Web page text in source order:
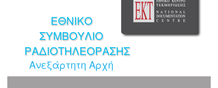
ΕΘΝΙΚΟ
ΣΥΜΒΟΥΛΙΟ
ΡΑΔΙΟΤΗΛΕΟΡΑΣΗΣ
Ανεξάρτητη Αρχή